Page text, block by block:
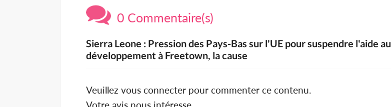
0 Commentaire(s)
Sierra Leone : Pression des Pays-Bas sur l'UE pour suspendre l'aide au
développement à Freetown, la cause
Veuillez vous connecter pour commenter ce contenu.